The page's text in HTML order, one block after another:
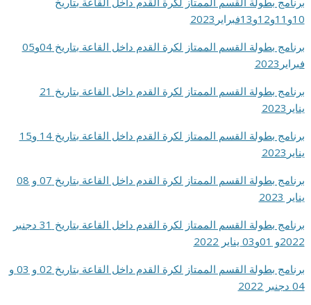
10و11و12و13فبراير2023
برنامج بطولة القسم الممتاز لكرة القدم داخل القاعة بتاريخ 04و05
فبراير2023
برنامج بطولة القسم الممتاز لكرة القدم داخل القاعة بتاريخ 21
يناير2023
برنامج بطولة القسم الممتاز لكرة القدم داخل القاعة بتاريخ 14 و15
يناير2023
برنامج بطولة القسم الممتاز لكرة القدم داخل القاعة بتاريخ 07 و 08
يناير 2023
برنامج بطولة القسم الممتاز لكرة القدم داخل القاعة بتاريخ 31 دجنبر
2022و 01و03 يناير 2022
برنامج بطولة القسم الممتاز لكرة القدم داخل القاعة بتاريخ 02 و 03 و
04 دجنبر 2022